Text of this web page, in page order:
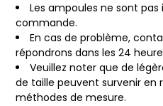
Les ampoules ne sont
commande.
En cas de problème,
répondrons dans les 24
Veuillez noter que de
de taille peuvent survenir en
méthodes de mesure.